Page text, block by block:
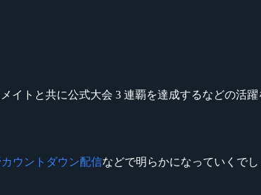
イトと共に公式大会 3 連覇を達成するなどの活
ウントダウン配信などで明らかになっていくでし